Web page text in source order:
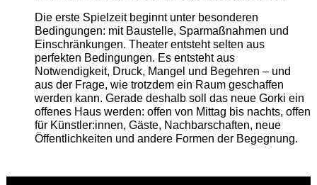
Die erste Spielzeit beginnt unter besonderen
Bedingungen: mit Baustelle, Sparmaßnahmen und
Einschränkungen. Theater entsteht selten aus
perfekten Bedingungen. Es entsteht aus
Notwendigkeit, Druck, Mangel und Begehren – und
aus der Frage, wie trotzdem ein Raum geschaffen
werden kann. Gerade deshalb soll das neue Gorki ein
offenes Haus werden: offen von Mittag bis nachts, offen
für Künstler:innen, Gäste, Nachbarschaften, neue
Öffentlichkeiten und andere Formen der Begegnung.